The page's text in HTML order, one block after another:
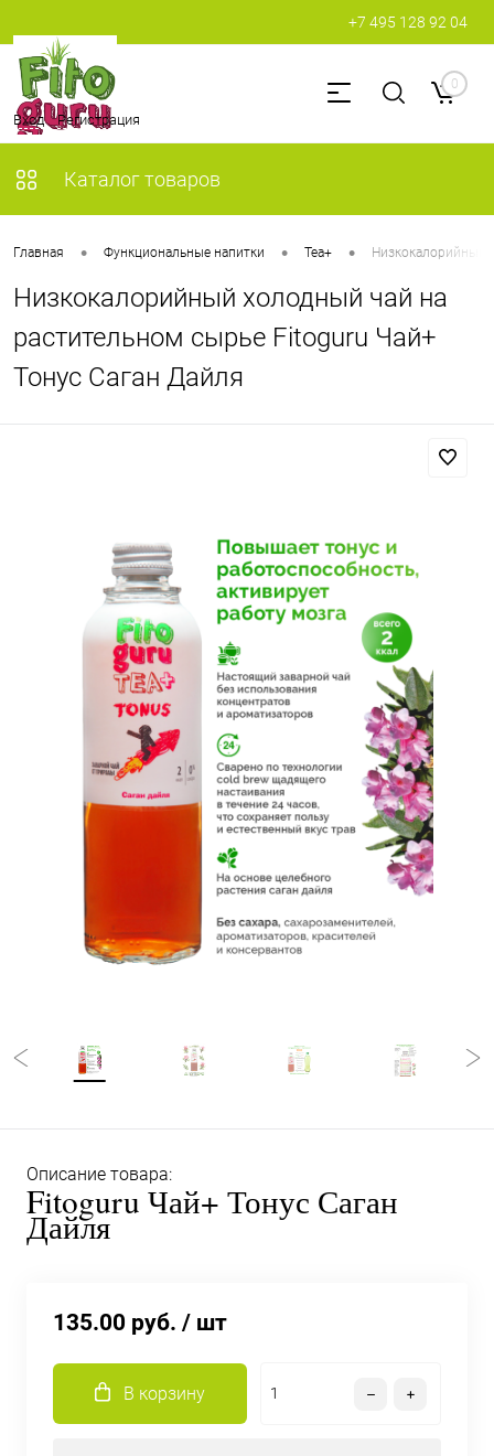
Вход Регистрация
+7 495 128 92 04
0
Каталог товаров
Главная • Функциональные напитки • Tea+ • Низкокалорийный
Низкокалорийный холодный чай на
растительном сырье Fitoguru Чай+
Тонус Саган Дайля
Описание товара:
Fitoguru Чай+ Тонус Саган
Дайля
135.00 руб. / шт
В корзину